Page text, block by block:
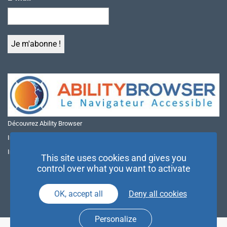
Découvrez Ability Browser
Installer Ability Browser sur Windows
Installer Ability Browser sur Mac
This site uses cookies and gives you
control over what you want to activate
OK, accept all Deny all cookies
Personalize